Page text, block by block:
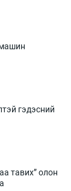
гэдэсний
тавих” олон